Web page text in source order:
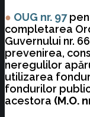
● OUG nr. 97
completarea
Guvernului nr.
prevenirea,
neregulilor
utilizarea
fondurilor
acestora (M.O.